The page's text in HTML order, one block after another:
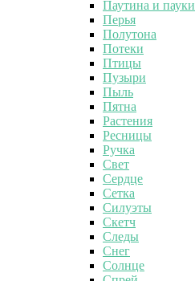
Паутина и пауки
Перья
Полутона
Потеки
Птицы
Пузыри
Пыль
Пятна
Растения
Ресницы
Ручка
Свет
Сердце
Сетка
Силуэты
Скетч
Следы
Снег
Солнце